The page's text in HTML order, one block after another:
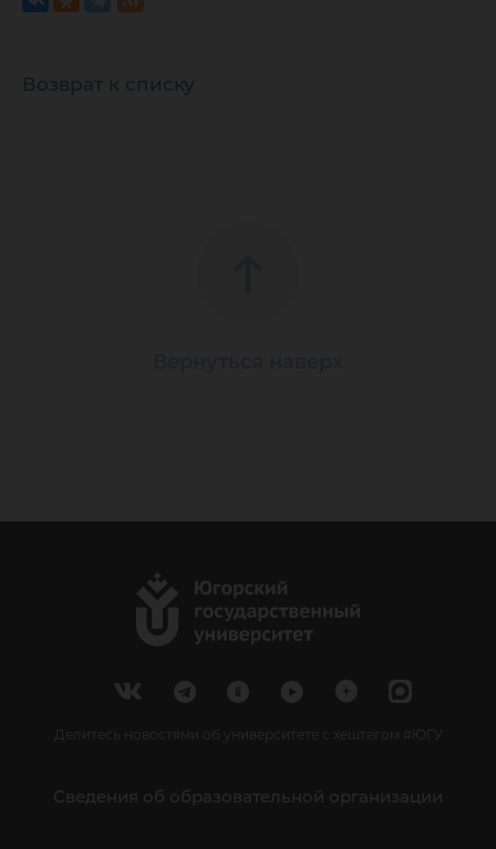
Возврат к списку
Делитесь новостями об университете с хештегом #ЮГУ
Сведения об образовательной организации